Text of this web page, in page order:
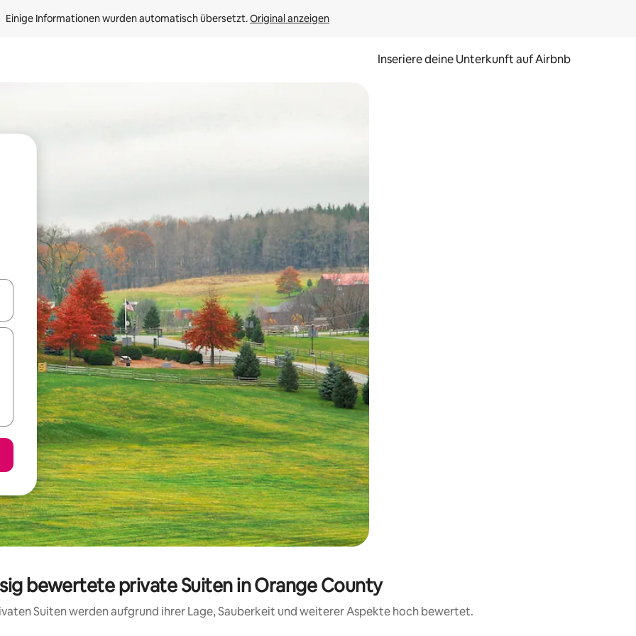
Einige Informationen wurden automatisch übersetzt. Original anzeigen
Inseriere deine Unterkunft auf Airbnb
nach oben und unten oder erkunde die Ergebnisse durch Berühren oder Wischgesten.
bewertete private Suiten in Orange County
Suiten werden aufgrund ihrer Lage, Sauberkeit und weiterer Aspekte hoch bewertet.